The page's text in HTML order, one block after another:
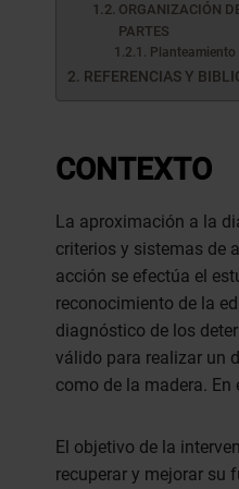
ORGANIZACIÓN
PARTES
Planteamiento
REFERENCIAS Y
CONTEXTO
La aproximación a la
criterios y sistemas de
acción se efectúa el
reconocimiento de la
diagnóstico de los
válido para realizar un
como de la madera.
El objetivo de la
recuperar y mejorar su